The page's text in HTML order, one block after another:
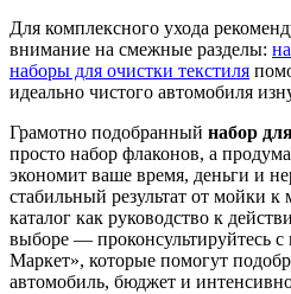
Для комплексного ухода
внимание на смежные разделы:
наборы для очистки текстиля
идеально чистого автомобиля
Грамотно подобранный набор
просто набор флаконов, а
экономит ваше время, деньги и
стабильный результат от мойки
каталог как руководство к
выборе — проконсультируйтесь
Маркет», которые помогут
автомобиль, бюджет и